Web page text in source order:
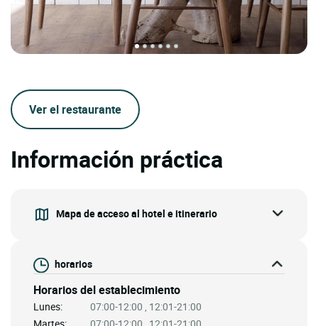
Ver el restaurante
Información práctica
Mapa de acceso al hotel e itinerario
horarios
Horarios del establecimiento
Lunes:
07:00-12:00 , 12:01-21:00